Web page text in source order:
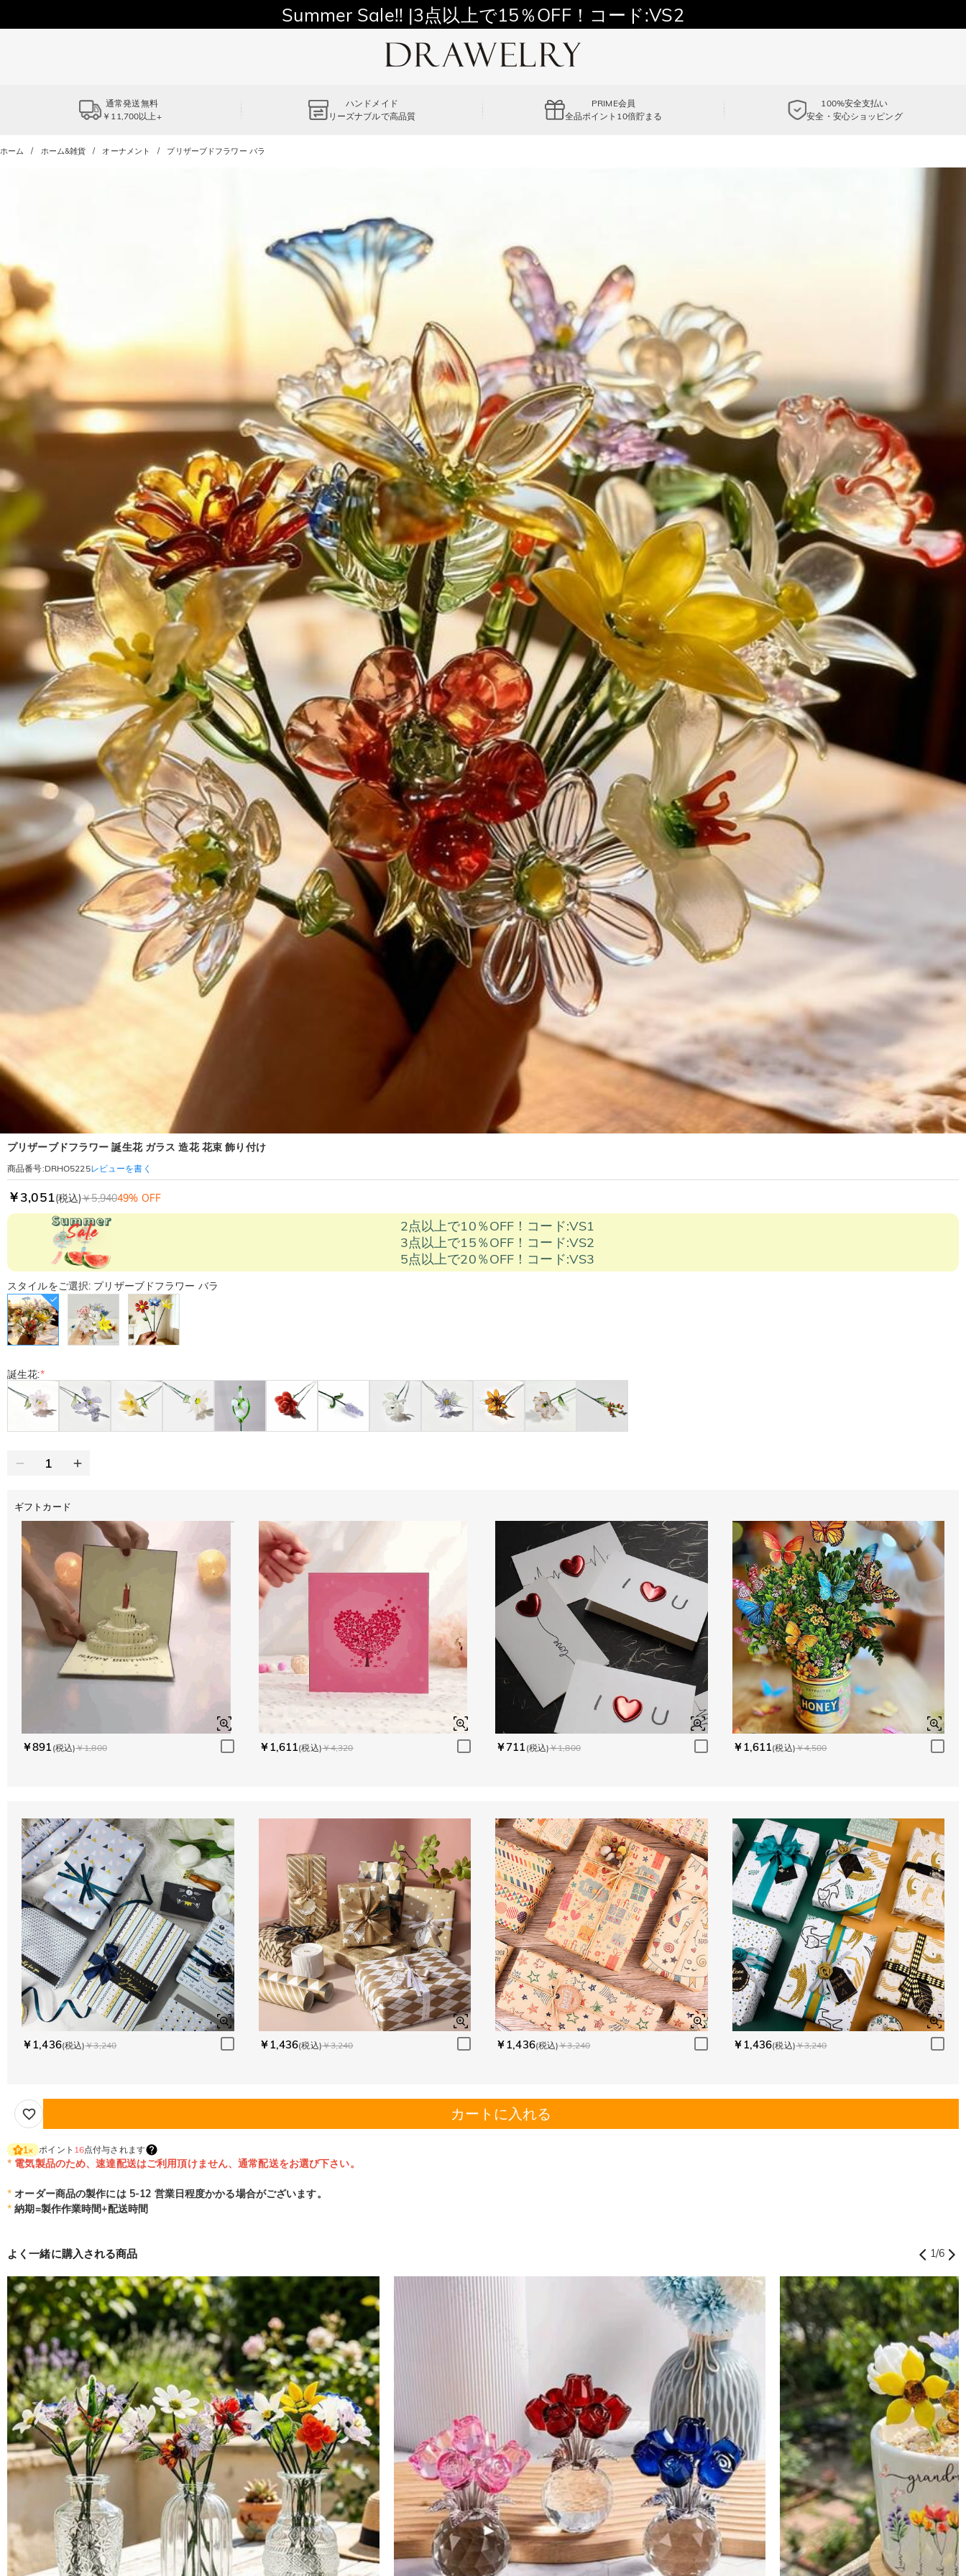
11,700円以上通常配送無料！
Summer Sale!! |3点以上で15％OFF！コード:VS2
通常発送無料
￥11,700以上+
ハンドメイド
リーズナブルで高品質
PRIME会員
全品ポイント10倍貯まる
100%安全支払い
安全・安心ショッピング
ホーム ホーム&雑貨 オーナメント プリザーブドフラワー バラ
プリザーブドフラワー 誕生花 ガラス 造花 花束 飾り付け
商品番号:DRHO5225レビューを書く
￥3,051(税込)￥5,94049% OFF
2点以上で10％OFF！コード:VS1
3点以上で15％OFF！コード:VS2
5点以上で20％OFF！コード:VS3
スタイルをご選択: プリザーブドフラワー バラ
誕生花:*
ギフトカード
￥891 (税込)￥1,800 ￥1,611(税込)￥4,320 ￥711 (税込)￥1,800 ￥1,611(税込)￥4,500
￥1,436(税込)￥3,240 ￥1,436(税込)￥3,240 ￥1,436(税込)￥3,240 ￥1,436(税込)￥3,240
カートに入れる
1× ポイント 16点付与されます
* 電気製品のため、速達配送はご利用頂けません、通常配送をお選び下さい。
* オーダー商品の製作には 5-12 営業日程度かかる場合がございます。
* 納期=製作作業時間+配送時間
よく一緒に購入される商品 1/6